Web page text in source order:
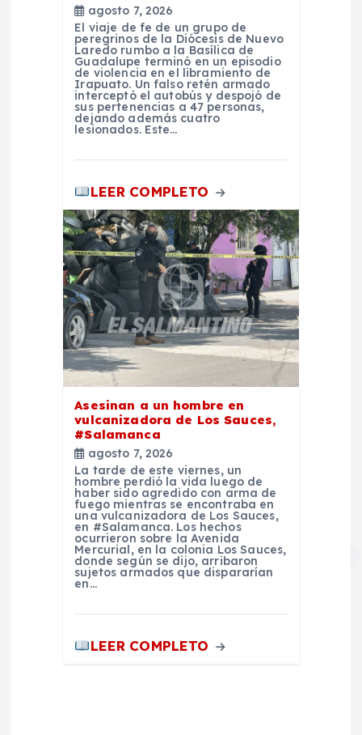
agosto 7, 2026
El viaje de fe de un grupo de
peregrinos de la Diócesis de Nuevo
Laredo rumbo a la Basílica de
Guadalupe terminó en un episodio
de violencia en el libramiento de
Irapuato. Un falso retén armado
interceptó el autobús y despojó de
sus pertenencias a 47 personas,
dejando además cuatro
lesionados. Este…
LEER COMPLETO
Asesinan a un hombre en
vulcanizadora de Los Sauces,
#Salamanca
agosto 7, 2026
La tarde de este viernes, un
hombre perdió la vida luego de
haber sido agredido con arma de
fuego mientras se encontraba en
una vulcanizadora de Los Sauces,
en #Salamanca. Los hechos
ocurrieron sobre la Avenida
Mercurial, en la colonia Los Sauces,
donde según se dijo, arribaron
sujetos armados que dispararían
en…
LEER COMPLETO